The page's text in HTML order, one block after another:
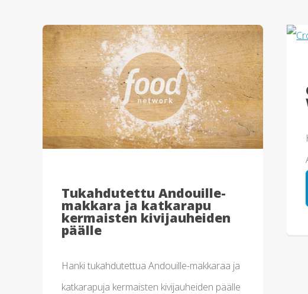
Tukahdutettu Andouille-
makkara ja katkarapu
kermaisten kivijauheiden
päälle
Hanki tukahdutettua Andouille-makkaraa ja
katkarapuja kermaisten kivijauheiden päälle